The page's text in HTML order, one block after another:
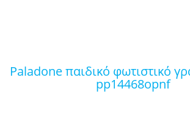
paladone παιδικό φωτιστικό γραφείου light
pp14468opnf